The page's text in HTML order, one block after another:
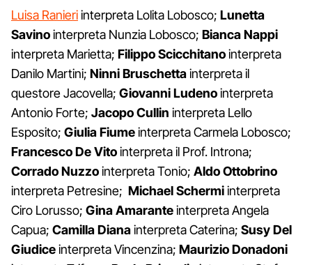
Luisa Ranieriinterpreta Lolita Lobosco; Lunetta
Savinointerpreta Nunzia Lobosco; Bianca Nappi
interpreta Marietta; Filippo Scicchitanointerpreta
Danilo Martini; Ninni Bruschettainterpreta il
questore Jacovella; Giovanni Ludenointerpreta
Antonio Forte; Jacopo Cullin interpreta Lello
Esposito; Giulia Fiumeinterpreta Carmela Lobosco;
Francesco De Vitointerpreta il Prof. Introna;
Corrado Nuzzointerpreta Tonio; Aldo Ottobrino
interpreta Petresine; Michael Schermiinterpreta
Ciro Lorusso; Gina Amaranteinterpreta Angela
Capua; Camilla Dianainterpreta Caterina; Susy Del
Giudiceinterpreta Vincenzina; Maurizio Donadoni